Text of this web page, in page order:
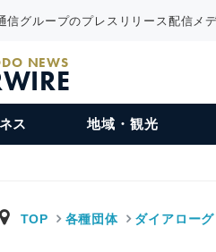
信グループのプレスリリース配信メ
NEWS
ス 地域・観光
TOP 各種団体 ダイアロー